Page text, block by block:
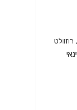
רוזוולט